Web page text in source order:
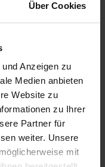
Über Cookies
Anzeigen zu
Medien anbieten
Website zu
zu Ihrer
Partner für
weiter. Unsere
mit